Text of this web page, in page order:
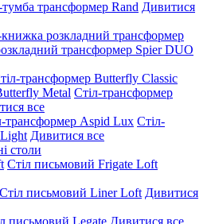
тумба трансформер Rand Дивитися
книжка розкладний трансформер
трансформер Spier DUO
трансформер Butterfly Classic
Metal Стіл-трансформер
все
трансформер Aspid Lux Стіл-
Дивитися все
столи
Стіл письмовий Frigate Loft
Стіл письмовий Liner Loft Дивитися
письмовий Legate Дивитися все